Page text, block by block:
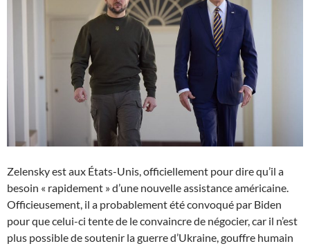
Zelensky est aux États-Unis, officiellement pour dire qu’il a
besoin « rapidement » d’une nouvelle assistance américaine.
Officieusement, il a probablement été convoqué par Biden
pour que celui-ci tente de le convaincre de négocier, car il n’est
plus possible de soutenir la guerre d’Ukraine, gouffre humain